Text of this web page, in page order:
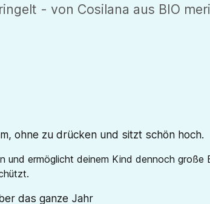
- von Cosilana aus BIO
ohne zu drücken und sitzt schön hoch.
und ermöglicht deinem Kind dennoch
das ganze Jahr